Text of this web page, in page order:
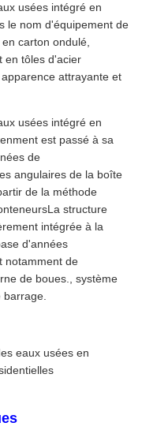
usées intégré en
le nom d'équipement de
carton ondulé,
en tôles d'acier
attrayante et
usées intégré en
est passé à sa
de
angulaires de la boîte
de la méthode
structure
intégrée à la
d'années
notamment de
de boues., système